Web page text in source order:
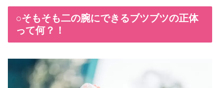
○そもそも二の腕にできるブツブツの正体
って何？！